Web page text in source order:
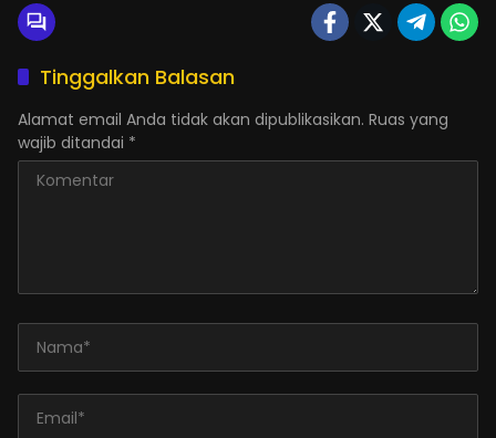
Tinggalkan Balasan
Alamat email Anda tidak akan dipublikasikan. Ruas yang
wajib ditandai *